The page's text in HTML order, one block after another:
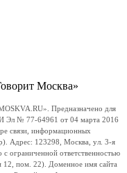
Москва»
Предназначено для
Эл № 77-64961 от 04 марта 2016
связи, информационных
Адрес: 123298, Москва, ул. 3-я
ограниченной ответственностью
пом. 22). Доменное имя сайта